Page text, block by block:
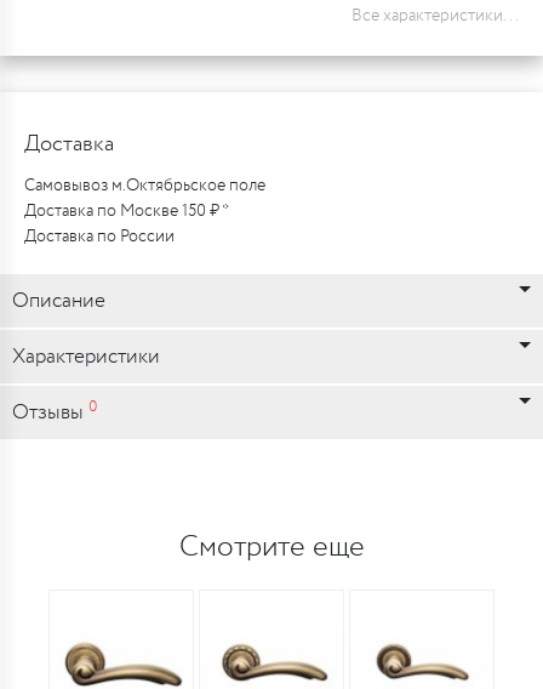
Все характеристики...
Доставка
Самовывоз м.Октябрьское поле
Доставка по Москве 150 ₽ *
Доставка по России
Описание
Характеристики
Отзывы 0
Смотрите еще